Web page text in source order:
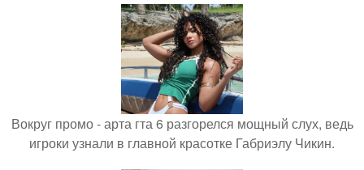
Вокруг промо - арта гта 6 разгорелся мощный слух, ведь
игроки узнали в главной красотке Габриэлу Чикин.